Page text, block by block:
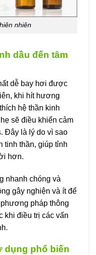
nhiên
dầu đến tâm
dễ bay hơi được
khi hít hương
hệ thần kinh
sẽ điều khiển cảm
Đây là lý do vì sao
tinh thần, giúp tỉnh
hơn.
nhanh chóng và
gây nghiện và ít để
pháp thông
khi điều trị các vấn
dụng phổ biến